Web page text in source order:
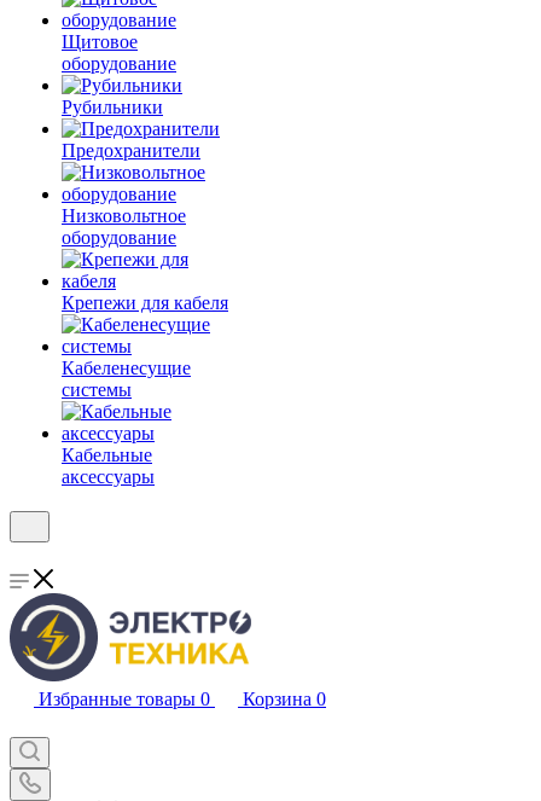
Щитовое
оборудование
Рубильники
Предохранители
Низковольтное
оборудование
Крепежи для кабеля
Кабеленесущие
системы
Кабельные
аксессуары
Избранные товары 0 Корзина 0